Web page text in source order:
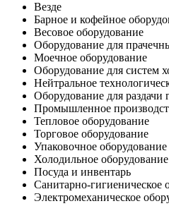
Везде
Барное и кофейное
Весовое оборудование
Оборудование для
Моечное оборудование
Оборудование для систем
Нейтральное
Оборудование для раздачи
Промышленное
Тепловое оборудование
Торговое оборудование
Упаковочное оборудование
Холодильное оборудование
Посуда и инвентарь
Санитарно-гигиеническое
Электромеханическое